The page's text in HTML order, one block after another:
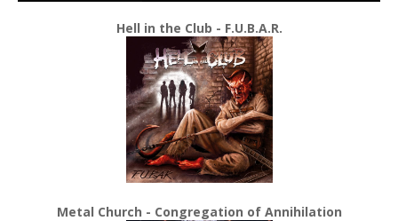
Hell in the Club - F.U.B.A.R.
Metal Church - Congregation of Annihilation